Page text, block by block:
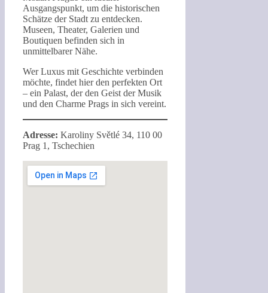
Ausgangspunkt, um die historischen
Schätze der Stadt zu entdecken.
Museen, Theater, Galerien und
Boutiquen befinden sich in
unmittelbarer Nähe.
Wer Luxus mit Geschichte verbinden
möchte, findet hier den perfekten Ort
– ein Palast, der den Geist der Musik
und den Charme Prags in sich vereint.
Adresse: Karoliny Světlé 34, 110 00
Prag 1, Tschechien